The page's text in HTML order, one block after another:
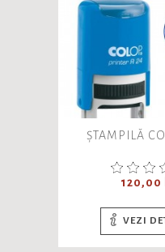
ȘTAMPILĂ
Pret
120,00
VEZI